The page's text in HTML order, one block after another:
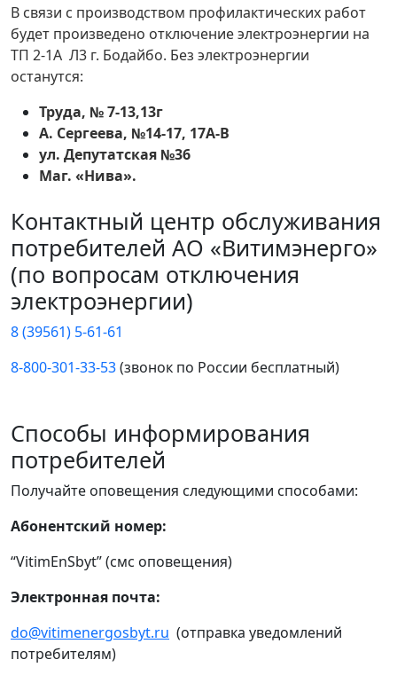
В связи с производством профилактических работ
будет произведено отключение электроэнергии на
ТП 2-1А Л3 г. Бодайбо. Без электроэнергии
останутся:
Труда, № 7-13,13г
А. Сергеева, №14-17, 17А-В
ул. Депутатская №36
Маг. «Нива».
Контактный центр обслуживания
потребителей АО «Витимэнерго»
(по вопросам отключения
электроэнергии)
8 (39561) 5-61-61
8-800-301-33-53(звонок по России бесплатный)
Способы информирования
потребителей
Получайте оповещения следующими способами:
Абонентский номер:
“VitimEnSbyt” (смс оповещения)
Электронная почта:
do@vitimenergosbyt.ru (отправка уведомлений
потребителям)